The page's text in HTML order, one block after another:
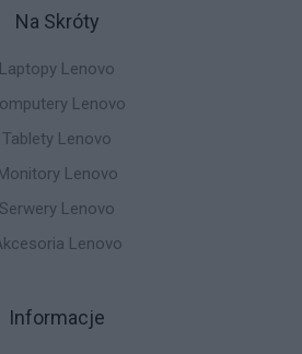
Na Skróty
Laptopy Lenovo
Lenovo
Tablety Lenovo
Monitory Lenovo
Serwery Lenovo
Lenovo
Informacje